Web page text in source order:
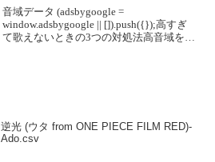
音域データ (adsbygoogle =
window.adsbygoogle || []).push({});高すぎ
て歌えないときの3つの対処法高音域を広
逆光 (ウタ from ONE PIECE FILM RED)-
Ado.csv